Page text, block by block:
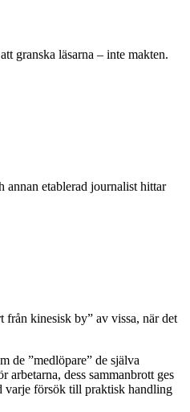
granska läsarna – inte makten.
etablerad journalist hittar
från kinesisk by” av vissa, när det
de ”medlöpare” de själva
dess sammanbrott ges
varje försök till praktisk handling